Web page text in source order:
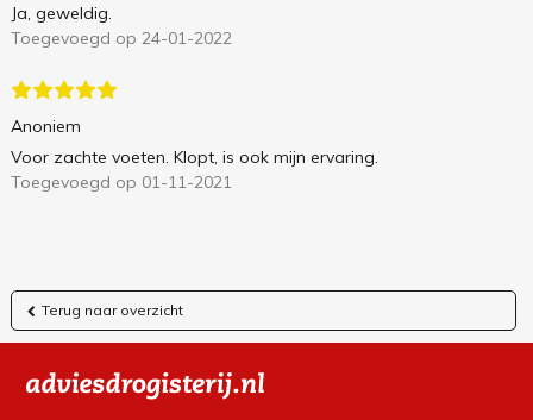
Ja, geweldig.
Toegevoegd op 24-01-2022
Anoniem
Voor zachte voeten. Klopt, is ook mijn ervaring.
Toegevoegd op 01-11-2021
Terug naar overzicht